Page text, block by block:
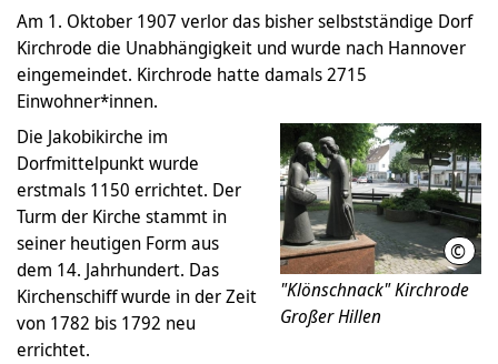
Am 1. Oktober 1907 verlor das bisher selbstständige Dorf
Kirchrode die Unabhängigkeit und wurde nach Hannover
eingemeindet. Kirchrode hatte damals 2715
Einwohner*innen.
© LHH
"Klönschnack" Kirchrode
Großer Hillen
Die Jakobikirche im
Dorfmittelpunkt wurde
erstmals 1150 errichtet. Der
Turm der Kirche stammt in
seiner heutigen Form aus
dem 14. Jahrhundert. Das
Kirchenschiff wurde in der Zeit
von 1782 bis 1792 neu
errichtet.